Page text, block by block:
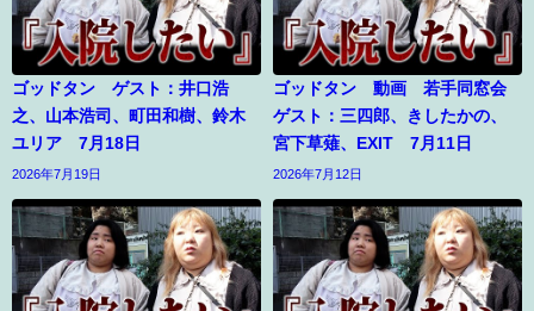
ゴッドタン ゲスト：井口浩
之、山本浩司、町田和樹、鈴木
ユリア 7月18日
2026年7月19日
ゴッドタン 動画 若手同窓会
ゲスト：三四郎、きしたかの、
宮下草薙、EXIT 7月11日
2026年7月12日